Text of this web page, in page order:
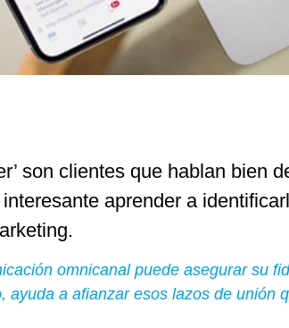
son clientes que hablan bien
aprender a
omnicanal puede asegurar su
ayuda a afianzar esos lazos de unión